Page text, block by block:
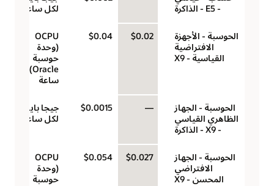
- E5 - الذاكرة
لكل ساعة
الحوسبة - الأجهزة
الافتراضية
القياسية - X9
$0.02
$0.04
‏‫OCPU
(وحدة
حوسبة
ساعة
الحوسبة - الجهاز
الظاهري القياسي
- X9 - الذاكرة
—
$0.0015
جيجا بايت
لكل ساعة
الحوسبة - الجهاز
الافتراضي
المحسن - X9
$0.027
$0.054
‏‫OCPU
(وحدة
حوسبة